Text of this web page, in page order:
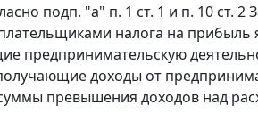
подп. "а" п. 1 ст. 1 и п. 10 ст. 2
налога на
предпринимательскую
доходы от
превышения доходов над